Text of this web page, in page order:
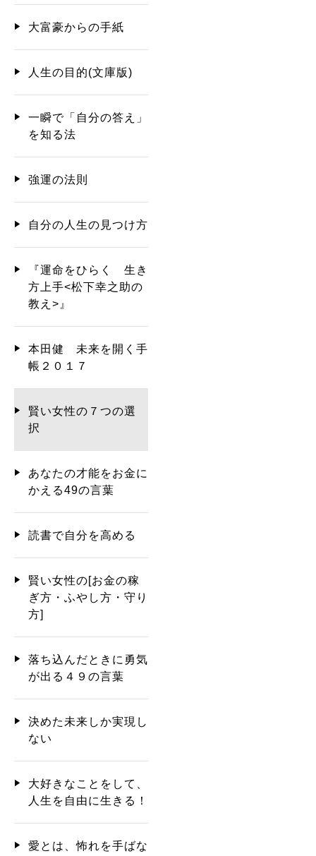
大富豪からの手紙
人生の目的(文庫版)
一瞬で「自分の答え」
を知る法
強運の法則
自分の人生の見つけ方
『運命をひらく 生き
方上手<松下幸之助の
教え>』
本田健 未来を開く手
帳２０１７
賢い女性の７つの選
択
あなたの才能をお金に
かえる49の言葉
読書で自分を高める
賢い女性の[お金の稼
ぎ方・ふやし方・守り
方]
落ち込んだときに勇気
が出る４９の言葉
決めた未来しか実現し
ない
大好きなことをして、
人生を自由に生きる！
愛とは、怖れを手ばな